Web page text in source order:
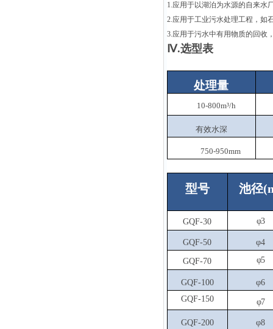
1.应用于以湖泊为水源的自来水
2.应用于工业污水处理工程，如
3.应用于污水中有用物质的回收
Ⅳ.选型表
处理量
10-800m³/h
有效水深
750-950mm
型号 池径
GQF-30 φ3
GQF-50 φ4
GQF-70 φ5
GQF-100
φ6
GQF-150
φ7
GQF-200 φ8